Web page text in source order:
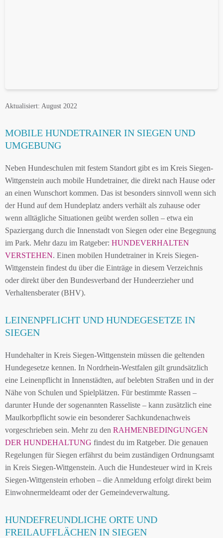
Aktualisiert: August 2022
MOBILE HUNDETRAINER IN SIEGEN UND
UMGEBUNG
Neben Hundeschulen mit festem Standort gibt es im Kreis Siegen-
Wittgenstein auch mobile Hundetrainer, die direkt nach Hause oder
an einen Wunschort kommen. Das ist besonders sinnvoll wenn sich
der Hund auf dem Hundeplatz anders verhält als zuhause oder
wenn alltägliche Situationen geübt werden sollen – etwa ein
Spaziergang durch die Innenstadt von Siegen oder eine Begegnung
im Park. Mehr dazu im Ratgeber: HUNDEVERHALTEN
VERSTEHEN. Einen mobilen Hundetrainer in Kreis Siegen-
Wittgenstein findest du über die Einträge in diesem Verzeichnis
oder direkt über den Bundesverband der Hundeerzieher und
Verhaltensberater (BHV).
LEINENPFLICHT UND HUNDEGESETZE IN
SIEGEN
Hundehalter in Kreis Siegen-Wittgenstein müssen die geltenden
Hundegesetze kennen. In Nordrhein-Westfalen gilt grundsätzlich
eine Leinenpflicht in Innenstädten, auf belebten Straßen und in der
Nähe von Schulen und Spielplätzen. Für bestimmte Rassen –
darunter Hunde der sogenannten Rasseliste – kann zusätzlich eine
Maulkorbpflicht sowie ein besonderer Sachkundenachweis
vorgeschrieben sein. Mehr zu den RAHMENBEDINGUNGEN
DER HUNDEHALTUNG findest du im Ratgeber. Die genauen
Regelungen für Siegen erfährst du beim zuständigen Ordnungsamt
in Kreis Siegen-Wittgenstein. Auch die Hundesteuer wird in Kreis
Siegen-Wittgenstein erhoben – die Anmeldung erfolgt direkt beim
Einwohnermeldeamt oder der Gemeindeverwaltung.
HUNDEFREUNDLICHE ORTE UND
FREILAUFFLÄCHEN IN SIEGEN